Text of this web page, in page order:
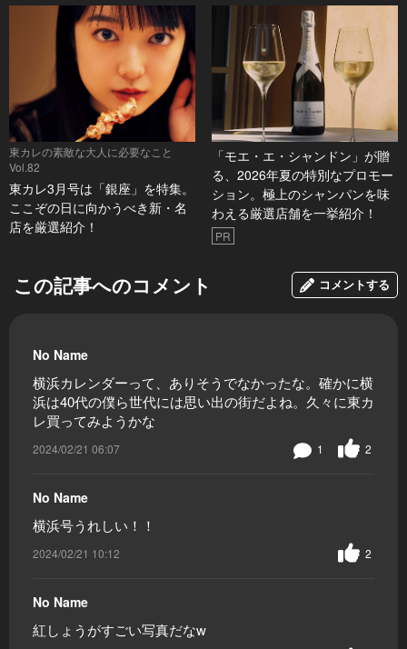
東カレの素敵な大人に必要なこと
Vol.82
東カレ3月号は「銀座」を特集。
ここぞの日に向かうべき新・名
店を厳選紹介！
「モエ・エ・シャンドン」が贈
る、2026年夏の特別なプロモー
ション。極上のシャンパンを味
わえる厳選店舗を一挙紹介！
PR
この記事へのコメント コメントする
No Name
横浜カレンダーって、ありそうでなかったな。確かに横
浜は40代の僕ら世代には思い出の街だよね。久々に東カ
レ買ってみようかな
2024/02/21 06:07 2
1
No Name
横浜号うれしい！！
2024/02/21 10:12 2
No Name
紅しょうがすごい写真だなw